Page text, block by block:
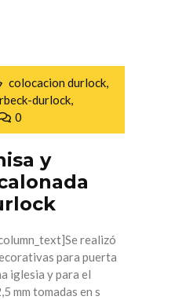
colocacion durlock,
durlock,
0
y
realizó
para puerta
iglesia y para el
mm tomadas en s